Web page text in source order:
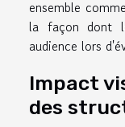
ensemble
la façon dont
audience lors
Impact
des